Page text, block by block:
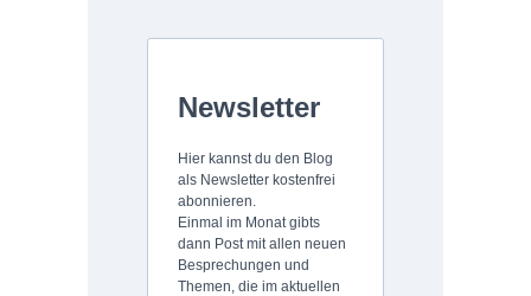
Newsletter
Hier kannst du den Blog
als Newsletter kostenfrei
abonnieren.
Einmal im Monat gibts
dann Post mit allen neuen
Besprechungen und
Themen, die im aktuellen